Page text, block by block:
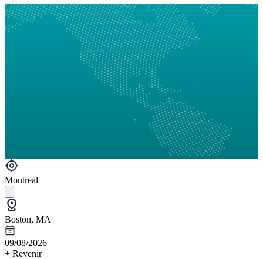
Montreal
Boston, MA
09/08/2026
+ Revenir